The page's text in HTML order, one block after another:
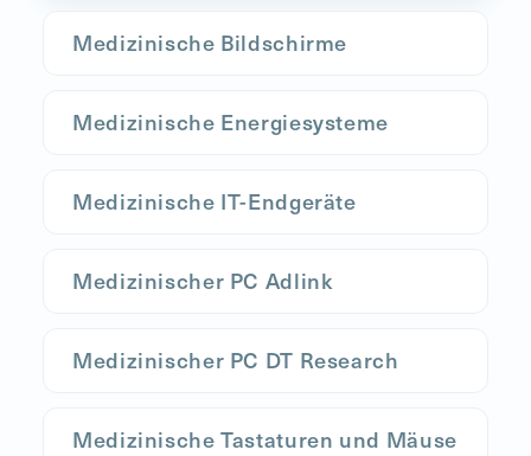
Medizinische Bildschirme
Medizinische Energiesysteme
Medizinische IT-Endgeräte
Medizinischer PC Adlink
Medizinischer PC DT Research
Medizinische Tastaturen und Mäuse